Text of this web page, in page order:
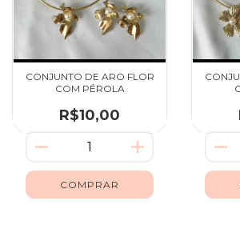
CONJUNTO DE ARO FLOR
COM PÉROLA
R$10,00